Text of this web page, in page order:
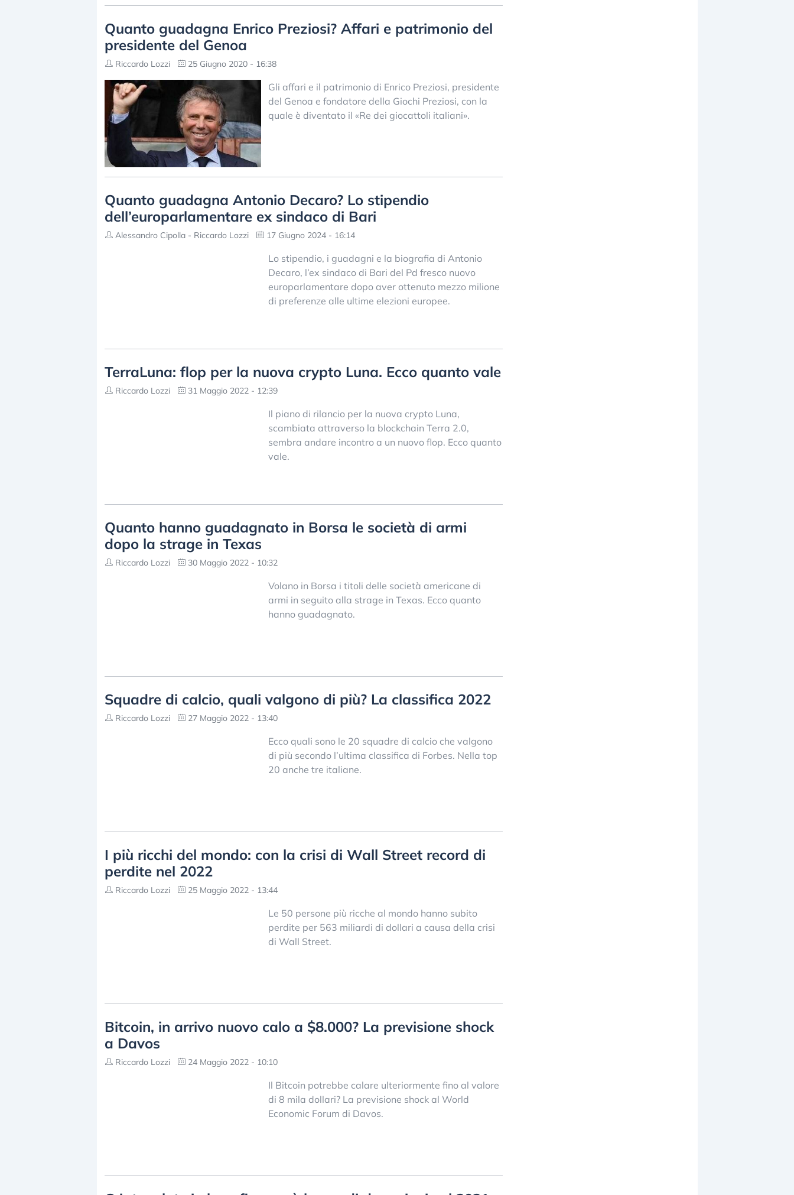
Quanto guadagna Enrico Preziosi? Affari e patrimonio del
presidente del Genoa
Riccardo Lozzi 25 Giugno 2020 - 16:38
Gli affari e il patrimonio di Enrico Preziosi, presidente
del Genoa e fondatore della Giochi Preziosi, con la
quale è diventato il «Re dei giocattoli italiani».
Quanto guadagna Antonio Decaro? Lo stipendio
dell’europarlamentare ex sindaco di Bari
Alessandro Cipolla - Riccardo Lozzi 17 Giugno 2024 - 16:14
Lo stipendio, i guadagni e la biografia di Antonio
Decaro, l’ex sindaco di Bari del Pd fresco nuovo
europarlamentare dopo aver ottenuto mezzo milione
di preferenze alle ultime elezioni europee.
TerraLuna: flop per la nuova crypto Luna. Ecco quanto vale
Riccardo Lozzi 31 Maggio 2022 - 12:39
Il piano di rilancio per la nuova crypto Luna,
scambiata attraverso la blockchain Terra 2.0,
sembra andare incontro a un nuovo flop. Ecco quanto
vale.
Quanto hanno guadagnato in Borsa le società di armi
dopo la strage in Texas
Riccardo Lozzi 30 Maggio 2022 - 10:32
Volano in Borsa i titoli delle società americane di
armi in seguito alla strage in Texas. Ecco quanto
hanno guadagnato.
Squadre di calcio, quali valgono di più? La classifica 2022
Riccardo Lozzi 27 Maggio 2022 - 13:40
Ecco quali sono le 20 squadre di calcio che valgono
di più secondo l’ultima classifica di Forbes. Nella top
20 anche tre italiane.
I più ricchi del mondo: con la crisi di Wall Street record di
perdite nel 2022
Riccardo Lozzi 25 Maggio 2022 - 13:44
Le 50 persone più ricche al mondo hanno subito
perdite per 563 miliardi di dollari a causa della crisi
di Wall Street.
Bitcoin, in arrivo nuovo calo a $8.000? La previsione shock
a Davos
Riccardo Lozzi 24 Maggio 2022 - 10:10
Il Bitcoin potrebbe calare ulteriormente fino al valore
di 8 mila dollari? La previsione shock al World
Economic Forum di Davos.